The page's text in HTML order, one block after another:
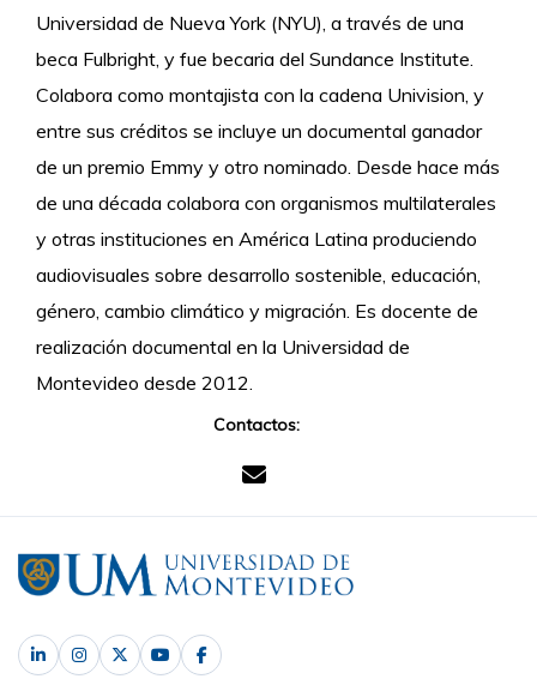
Universidad de Nueva York (NYU), a través de una
beca Fulbright, y fue becaria del Sundance Institute.
Colabora como montajista con la cadena Univision, y
entre sus créditos se incluye un documental ganador
de un premio Emmy y otro nominado. Desde hace más
de una década colabora con organismos multilaterales
y otras instituciones en América Latina produciendo
audiovisuales sobre desarrollo sostenible, educación,
género, cambio climático y migración. Es docente de
realización documental en la Universidad de
Montevideo desde 2012.
Contactos: